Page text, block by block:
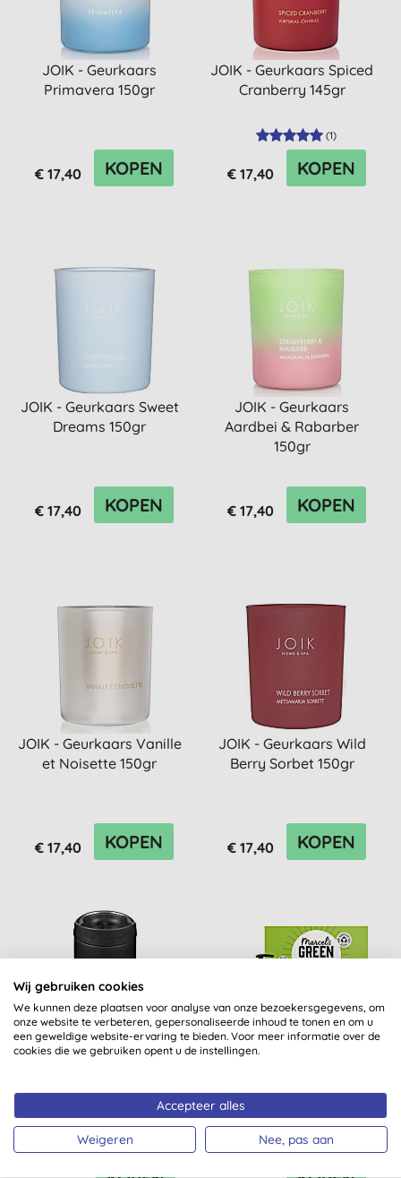
JOIK - Geurkaars
Primavera 150gr
€ 17,40 KOPEN
JOIK - Geurkaars Spiced
Cranberry 145gr
(1)
€ 17,40 KOPEN
JOIK - Geurkaars Sweet
Dreams 150gr
€ 17,40 KOPEN
JOIK - Geurkaars
Aardbei & Rabarber
150gr
€ 17,40 KOPEN
JOIK - Geurkaars Vanille
et Noisette 150gr
€ 17,40 KOPEN
JOIK - Geurkaars Wild
Berry Sorbet 150gr
€ 17,40 KOPEN
TKWide Koffiedop -
Shale Black (355ml)
Giftbox Handzeep
(31
Wij gebruiken cookies
We kunnen deze plaatsen voor analyse van onze bezoekersgegevens, om
onze website te verbeteren, gepersonaliseerde inhoud te tonen en om u
een geweldige website-ervaring te bieden. Voor meer informatie over de
cookies die we gebruiken opent u de instellingen.
Accepteer alles
Weigeren Nee, pas aan